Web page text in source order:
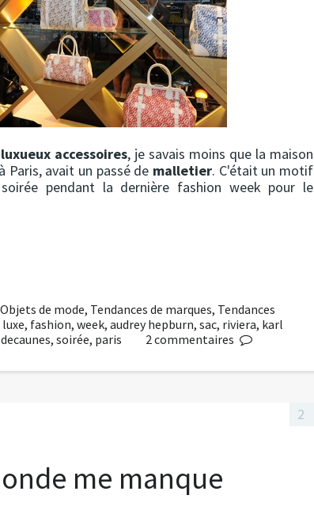
luxueux accessoires, je savais moins que la maison
Paris, avait un passé de malletier. C'était un motif
pendant la dernière fashion week pour le
Objets de mode, Tendances de marques, Tendances
luxe, fashion, week, audrey hepburn, sac, riviera, karl
, soirée, paris 2 commentaires
me manque
2